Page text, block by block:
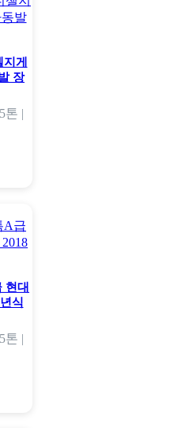
게
장
톤 |
현대
식
톤 |